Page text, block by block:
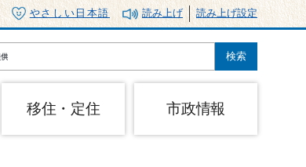
やさしい日本語 読み上げ 読み上げ設定
移住・定住 市政情報